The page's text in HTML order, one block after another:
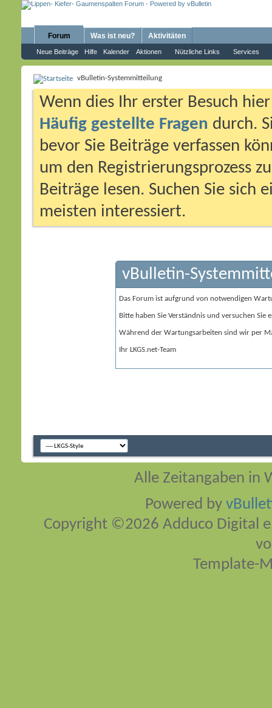
Forum
Neue Beiträge Hilfe Kalender Aktionen Nützliche Links Services
Was ist neu? Aktivitäten
vBulletin-Systemmitteilung
Wenn dies Ihr erster Besuch
Häufig gestellte Fragen durch.
bevor Sie Beiträge verfassen
um den Registrierungsprozess
Beiträge lesen. Suchen Sie sich
meisten interessiert.
vBulletin-
Das Forum ist aufgrund von notwendigen
Bitte haben Sie Verständnis und versuchen Sie
Während der Wartungsarbeiten sind wir per
Ihr LKGS.net-Team
Alle Zeitangaben in
Powered by
Copyright ©2026 Adduco Digital
Template-